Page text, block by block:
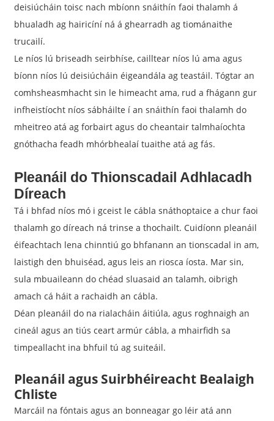
deisiúcháin toisc nach mbíonn snáithín faoi thalamh á
bhualadh ag hairicíní ná á ghearradh ag tiománaithe
trucailí.
Le níos lú briseadh seirbhíse, cailltear níos lú ama agus
bíonn níos lú deisiúcháin éigeandála ag teastáil. Tógtar an
comhsheasmhacht sin le himeacht ama, rud a fhágann gur
infheistíocht níos sábháilte í an snáithín faoi thalamh do
mheitreo atá ag forbairt agus do cheantair talmhaíochta
gnóthacha feadh mhórbhealaí tuaithe atá ag fás.
Pleanáil do Thionscadail Adhlacadh
Díreach
Tá i bhfad níos mó i gceist le cábla snáthoptaice a chur faoi
thalamh go díreach ná trinse a thochailt. Cuidíonn pleanáil
éifeachtach lena chinntiú go bhfanann an tionscadal in am,
laistigh den bhuiséad, agus leis an riosca íosta. Mar sin,
sula mbuaileann do chéad sluasaid an talamh, oibrigh
amach cá háit a rachaidh an cábla.
Déan pleanáil do na rialacháin áitiúla, agus roghnaigh an
cineál agus an tiús ceart armúr cábla, a mhairfidh sa
timpeallacht ina bhfuil tú ag suiteáil.
Pleanáil agus Suirbhéireacht Bealaigh
Chliste
Marcáil na fóntais agus an bonneagar go léir atá ann